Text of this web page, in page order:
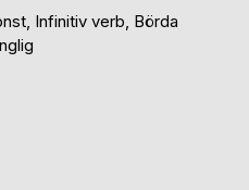
Infinitiv verb, Börda